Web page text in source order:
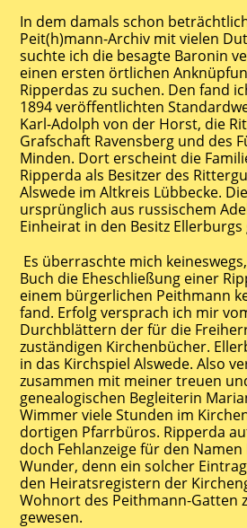
In dem damals schon
Peit(h)mann-Archiv mit vielen
suchte ich die besagte Baronin
einen ersten örtlichen
Ripperdas zu suchen. Den fand
1894 veröffentlichten
Karl-Adolph von der Horst, die
Grafschaft Ravensberg und des
Minden. Dort erscheint die
Ripperda als Besitzer des
Alswede im Altkreis Lübbecke.
ursprünglich aus russischem
Einheirat in den Besitz
Es überraschte mich
Buch die Eheschließung einer
einem bürgerlichen Peithmann
fand. Erfolg versprach ich mir
Durchblättern der für die
zuständigen Kirchenbücher.
in das Kirchspiel Alswede. Also
zusammen mit meiner treuen
genealogischen Begleiterin
Wimmer viele Stunden im
dortigen Pfarrbüros. Ripperda
doch Fehlanzeige für den
Wunder, denn ein solcher
den Heiratsregistern der
Wohnort des Peithmann-Gatten
gewesen.